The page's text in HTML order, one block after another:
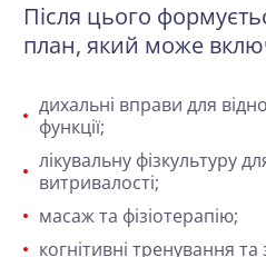
Після цього
план, який може
дихальні вправи для
функції;
лікувальну фізкультуру
витривалості;
масаж та фізіотерапію;
когнітивні тренування